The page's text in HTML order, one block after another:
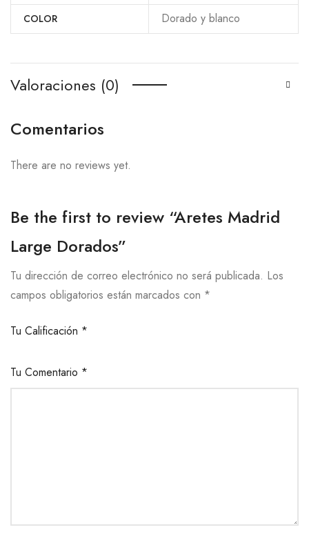
COLOR Dorado y blanco
Valoraciones (0)
Comentarios
There are no reviews yet.
Be the first to review “Aretes Madrid
Large Dorados”
Tu dirección de correo electrónico no será publicada. Los
campos obligatorios están marcados con *
Tu Calificación *
Tu Comentario *